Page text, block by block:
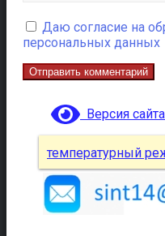
Даю согласие на
персональных данных
Версия
температурный